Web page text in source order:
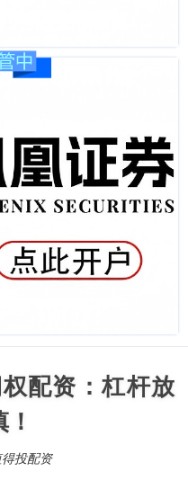
配资：杠杆放
投配资